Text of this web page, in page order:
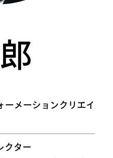
ーメーションクリエイ
クター